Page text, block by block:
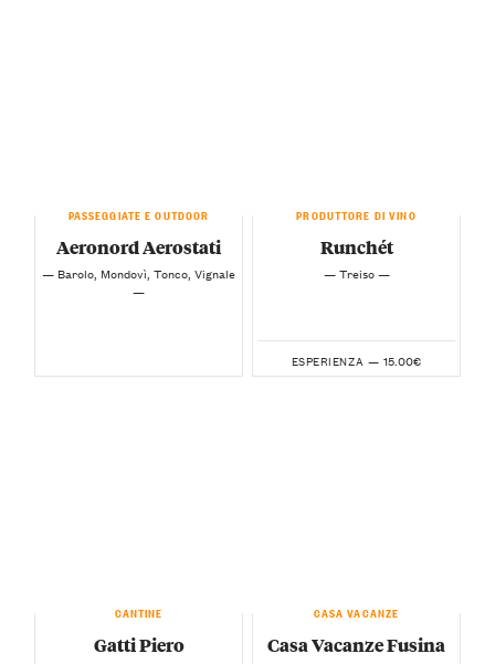
PASSEGGIATE E OUTDOOR
Aeronord Aerostati
— Barolo, Mondovì, Tonco, Vignale
—
PRODUTTORE DI VINO
Runchét
— Treiso —
ESPERIENZA — 15.00€
CANTINE
Gatti Piero
CASA VACANZE
Casa Vacanze Fusina